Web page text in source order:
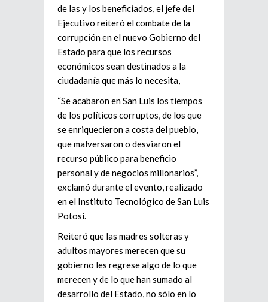
de las y los beneficiados, el jefe del
Ejecutivo reiteró el combate de la
corrupción en el nuevo Gobierno del
Estado para que los recursos
económicos sean destinados a la
ciudadanía que más lo necesita,
“Se acabaron en San Luis los tiempos
de los políticos corruptos, de los que
se enriquecieron a costa del pueblo,
que malversaron o desviaron el
recurso público para beneficio
personal y de negocios millonarios”,
exclamó durante el evento, realizado
en el Instituto Tecnológico de San Luis
Potosí.
Reiteró que las madres solteras y
adultos mayores merecen que su
gobierno les regrese algo de lo que
merecen y de lo que han sumado al
desarrollo del Estado, no sólo en lo